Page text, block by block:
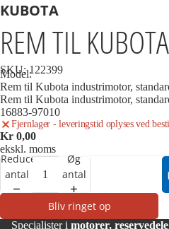
KUBOTA
REM TIL KUBOTA
SKU:122399
Model:
Rem til Kubota industrimotor,
Rem til Kubota industrimotor,
16883-97010
Fjernlager - leveringstid oplyses ved
Kr 0,00
ekskl. moms
Reducer
antal
Øg
antal
Bliv ringet op
Specialister i motorer,